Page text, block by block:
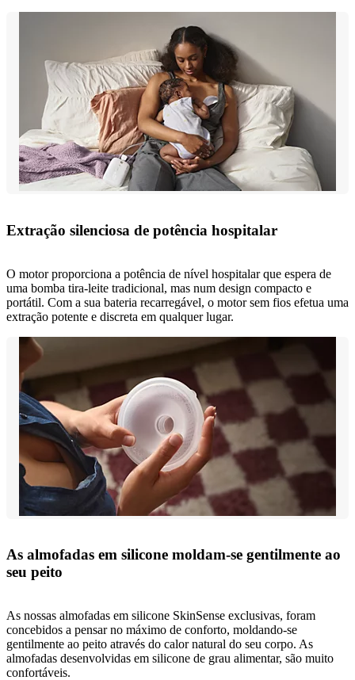
Extração silenciosa de potência hospitalar
O motor proporciona a potência de nível hospitalar que espera de
uma bomba tira-leite tradicional, mas num design compacto e
portátil. Com a sua bateria recarregável, o motor sem fios efetua uma
extração potente e discreta em qualquer lugar.
As almofadas em silicone moldam-se gentilmente ao
seu peito
As nossas almofadas em silicone SkinSense exclusivas, foram
concebidos a pensar no máximo de conforto, moldando-se
gentilmente ao peito através do calor natural do seu corpo. As
almofadas desenvolvidas em silicone de grau alimentar, são muito
confortáveis.